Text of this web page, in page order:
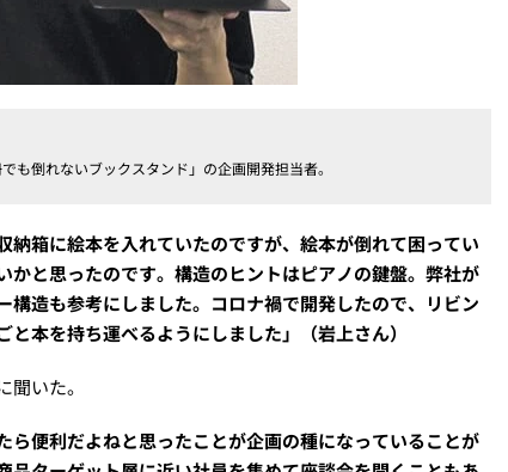
も倒れないブックスタンド」の企画開発担当者。
納箱に絵本を入れていたのですが、絵本が倒れて困ってい
と思ったのです。構造のヒントはピアノの鍵盤。弊社が
造も参考にしました。コロナ禍で開発したので、リビン
本を持ち運べるようにしました」（岩上さん）
いた。
ら便利だよねと思ったことが企画の種になっていることが